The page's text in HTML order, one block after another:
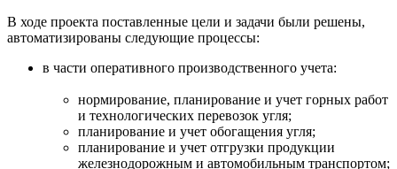
В ходе проекта поставленные цели и задачи были решены,
автоматизированы следующие процессы:
в части оперативного производственного учета:
нормирование, планирование и учет горных работ
и технологических перевозок угля;
планирование и учет обогащения угля;
планирование и учет отгрузки продукции
железнодорожным и автомобильным транспортом;